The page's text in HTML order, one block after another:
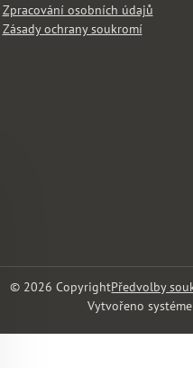
Zpracování osobních údajů
Zásady ochrany soukromí
© 2026 CopyrightPředvolby
Vytvořeno